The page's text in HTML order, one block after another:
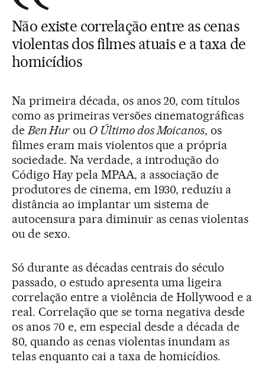
Não existe correlação entre as cenas
violentas dos filmes atuais e a taxa de
homicídios
Na primeira década, os anos 20, com títulos
como as primeiras versões cinematográficas
deBen Hurou O Último dos Moicanos, os
filmes eram mais violentos que a própria
sociedade. Na verdade, a introdução do
Código Hay pela MPAA, a associação de
produtores de cinema, em 1930, reduziu a
distância ao implantar um sistema de
autocensura para diminuir as cenas violentas
ou de sexo.
Só durante as décadas centrais do século
passado, o estudo apresenta uma ligeira
correlação entre a violência de Hollywood e a
real. Correlação que se torna negativa desde
os anos 70 e, em especial desde a década de
80, quando as cenas violentas inundam as
telas enquanto cai a taxa de homicídios.